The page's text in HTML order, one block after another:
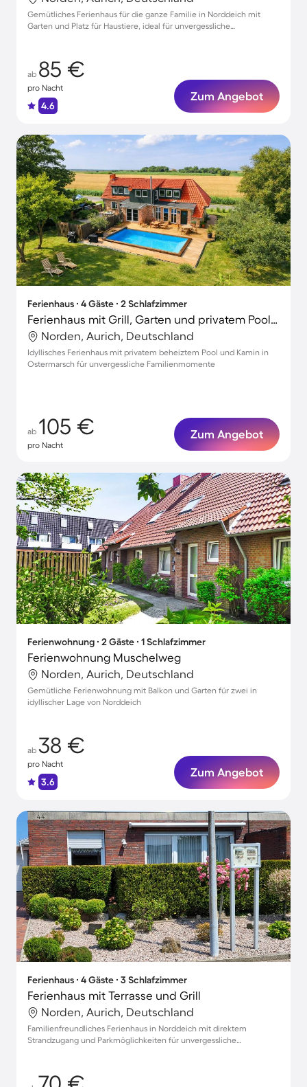
Gemütliches Ferienhaus für die ganze Familie in Norddeich mit
Garten und Platz für Haustiere, ideal für unvergessliche
ab 85 €
pro Nacht
4.6
Zum Angebot
Ferienhaus ∙ 4 Gäste ∙ 2 Schlafzimmer
Ferienhaus mit Grill, Garten und privatem Pool | Gartenblick
Norden, Aurich, Deutschland
Idyllisches Ferienhaus mit privatem beheiztem Pool und Kamin in
Ostermarsch für unvergessliche Familienmomente
ab 105 €
pro Nacht
Zum Angebot
Ferienwohnung ∙ 2 Gäste ∙ 1 Schlafzimmer
Ferienwohnung Muschelweg
Norden, Aurich, Deutschland
Gemütliche Ferienwohnung mit Balkon und Garten für zwei in
idyllischer Lage von Norddeich
ab 38 €
pro Nacht
3.6
Zum Angebot
Ferienhaus ∙ 4 Gäste ∙ 3 Schlafzimmer
Ferienhaus mit Terrasse und Grill
Norden, Aurich, Deutschland
Familienfreundliches Ferienhaus in Norddeich mit direktem
Strandzugang und Parkmöglichkeiten für unvergessliche